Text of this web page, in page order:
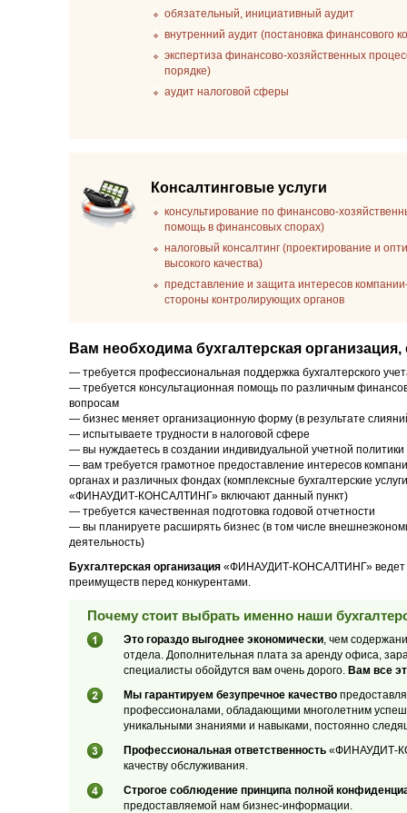
обязательный, инициативный аудит
внутренний аудит (постановка финансового
экспертиза финансово-хозяйственных
порядке)
аудит налоговой сферы
Консалтинговые услуги
консультирование по финансово-
помощь в финансовых спорах)
налоговый консалтинг (проектирование и
высокого качества)
представление и защита интересов
стороны контролирующих органов
Вам необходима бухгалтерская организация,
— требуется профессиональная поддержка бухгалтерского
— требуется консультационная помощь по различным
вопросам
— бизнес меняет организационную форму (в результате
— испытываете трудности в налоговой сфере
— вы нуждаетесь в создании индивидуальной учетной политики
— вам требуется грамотное предоставление интересов
органах и различных фондах (комплексные бухгалтерские услуги
«ФИНАУДИТ-КОНСАЛТИНГ» включают данный пункт)
— требуется качественная подготовка годовой отчетности
— вы планируете расширять бизнес (в том числе
деятельность)
Бухгалтерская организация «ФИНАУДИТ-КОНСАЛТИНГ» ведет
преимуществ перед конкурентами.
Почему стоит выбрать именно наши
Это гораздо выгоднее экономически, чем
отдела. Дополнительная плата за аренду офиса,
специалисты обойдутся вам очень дорого. Вам все
Мы гарантируем безупречное качество
профессионалами, обладающими многолетним
уникальными знаниями и навыками, постоянно
Профессиональная ответственность «ФИНАУДИТ-
качеству обслуживания.
Строгое соблюдение принципа полной
предоставляемой нам бизнес-информации.